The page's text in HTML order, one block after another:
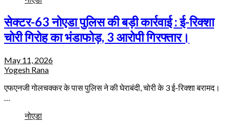
सेक्टर-63 नोएडा पुलिस की बड़ी कार्रवाई : ई-रिक्शा
चोरी गिरोह का भंडाफोड़, 3 आरोपी गिरफ्तार।
May 11, 2026
Yogesh Rana
एफएनजी गोलचक्कर के पास पुलिस ने की घेराबंदी, चोरी के 3 ई-रिक्शा बरामद।
…
नोएडा